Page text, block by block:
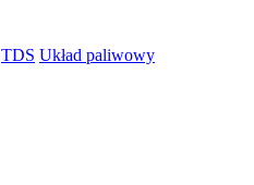
TDS Układ paliwowy